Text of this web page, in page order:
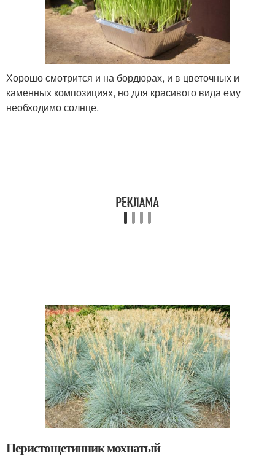
Хорошо смотрится и на бордюрах, и в цветочных и
каменных композициях, но для красивого вида ему
необходимо солнце.
Перистощетинник мохнатый